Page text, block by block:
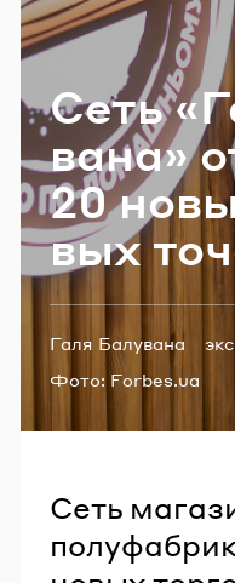
Сеть
ва­на»
20
вых
Теги:
Галя Балувана
франшиза
Фото: Forbes.ua
Сеть
Email
Пароль